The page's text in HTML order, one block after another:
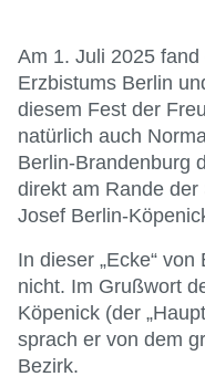
Am 1. Juli 2025
Erzbistums Berlin
diesem Fest der
natürlich auch
Berlin-Brandenburg
direkt am Rande
Josef Berlin-
In dieser „Ecke“
nicht. Im Grußwort
Köpenick (der
sprach er von dem
Bezirk.